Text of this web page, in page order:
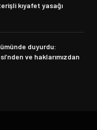
kıyafet yasağı
duyurdu:
ve haklarımızdan